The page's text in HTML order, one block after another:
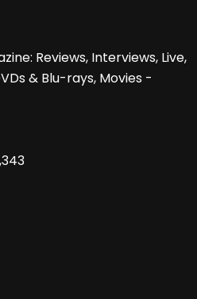
Reviews, Interviews, Live,
& Blu-rays, Movies -